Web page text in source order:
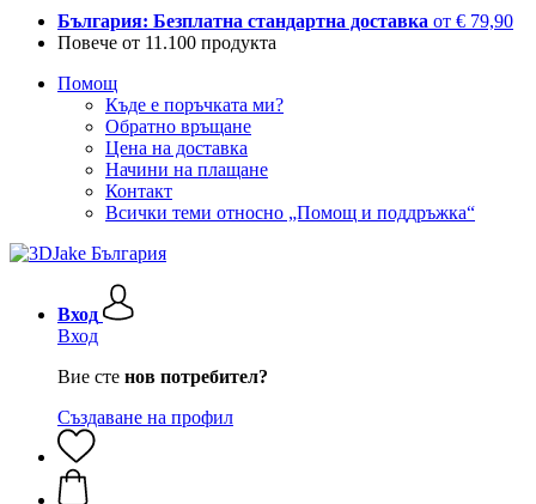
България: Безплатна стандартна доставка от € 79,90
Повече от 11.100 продукта
Помощ
Къде е поръчката ми?
Обратно връщане
Цена на доставка
Начини на плащане
Контакт
Всички теми относно „Помощ и поддръжка“
Вход
Вход
Вие сте нов потребител?
Създаване на профил